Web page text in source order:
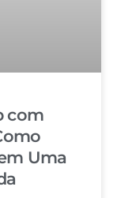
com
Uma